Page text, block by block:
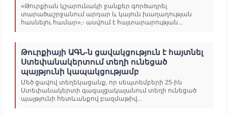
«Թուրքիան կշարունակի ջանքեր գործադրել
տարածաշրջանում արդար և կայուն խաղաղության
հասնելու համար»,- ասվում է հայտարարության...
Թուրքիայի ԱԳՆ-ն ցավակցություն է հայտնել
Ստեփանակերտում տեղի ունեցած
պայթյունի կապակցությամբ
Մեծ ցավով տեղեկացանք, որ սեպտեմբերի 25-ին
Ստեփանակերտի գազալցակայանում տեղի ունեցած
պայթյունի հետևանքով բազմաթիվ...